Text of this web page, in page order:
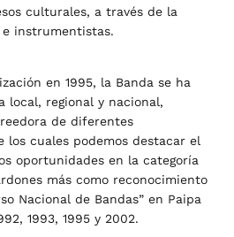
culturales, a través de la
instrumentistas.
en 1995, la Banda se ha
local, regional y nacional,
de diferentes
los cuales podemos destacar el
oportunidades en la categoría
más como reconocimiento
Nacional de Bandas” en Paipa
1993, 1995 y 2002.